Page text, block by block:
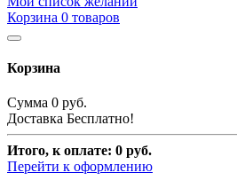
Корзина 0 товаров
Корзина
Сумма 0 руб.
Доставка Бесплатно!
Итого, к оплате: 0 руб.
Перейти к оформлению